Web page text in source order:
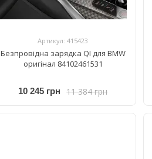
Артикул: 415423
Безпровідна зарядка QI для BMW
оригінал 84102461531
11 384 грн
10 245 грн